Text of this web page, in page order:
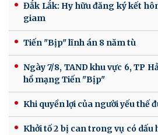
Đắk Lắk: Hy hữu đăng ký kết
giam
Tiến "Bịp" lĩnh án 8 năm tù
Ngày 7/8, TAND khu vực 6, TP
hồ mạng Tiến "Bịp"
Khi quyền lợi của người yếu thế
Khởi tố 2 bị can trong vụ có dấu